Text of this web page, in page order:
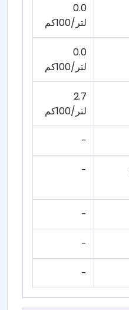
0.0
لتر/100كم
0.0
لتر/100كم
2.7
لتر/100كم
-
-
-
-
-